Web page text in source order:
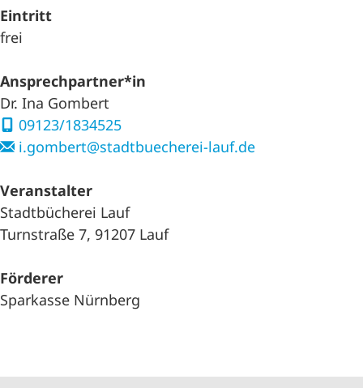
Eintritt
frei
Ansprechpartner*in
Dr. Ina Gombert
09123/1834525
i.gombert@stadtbuecherei-lauf.de
Veranstalter
Stadtbücherei Lauf
Turnstraße 7, 91207 Lauf
Förderer
Sparkasse Nürnberg